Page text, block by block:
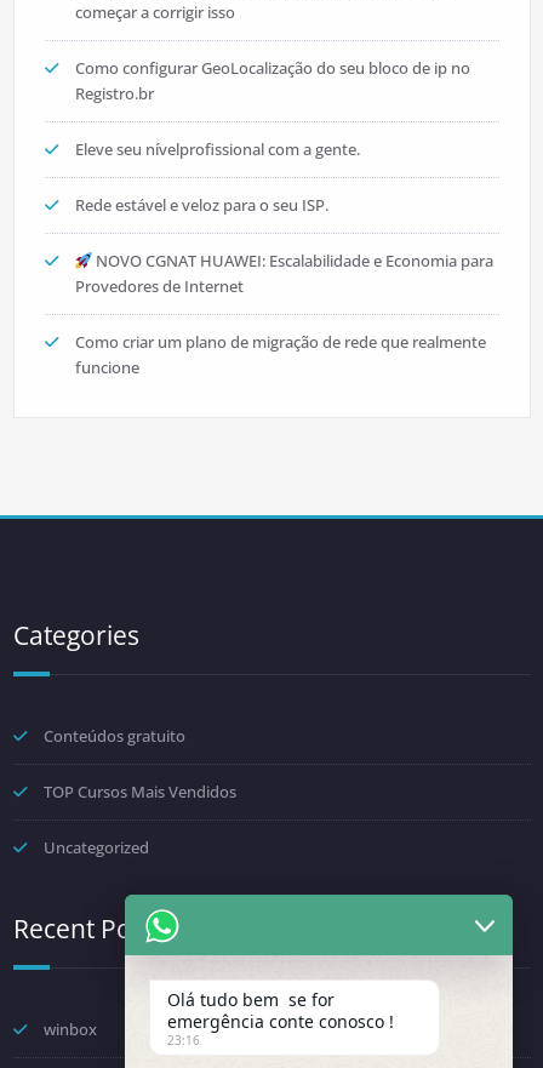
começar a corrigir isso
Como configurar GeoLocalização do seu bloco de ip no
Registro.br
Eleve seu nívelprofissional com a gente.
Rede estável e veloz para o seu ISP.
NOVO CGNAT HUAWEI: Escalabilidade e Economia para
Provedores de Internet
Como criar um plano de migração de rede que realmente
funcione
Categories
Conteúdos gratuito
TOP Cursos Mais Vendidos
Uncategorized
Recent Posts
winbox
Olá tudo bem se for
emergência conte conosco !
23:16